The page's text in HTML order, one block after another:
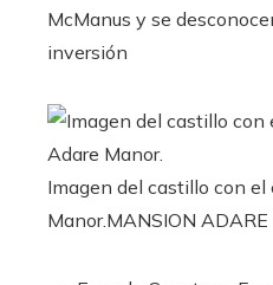
McManus y se
inversión
Imagen del castillo con
Manor.MANSION ADARE